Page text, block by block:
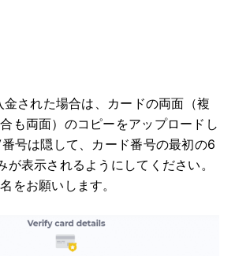
された場合は、カードの両面（複
も両面）のコピーをアップロードし
号は隠して、カード番号の最初の6
表示されるようにしてください。
をお願いします。